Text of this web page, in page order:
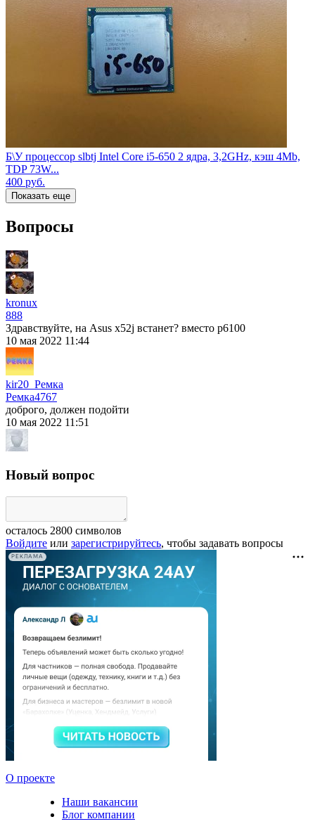
Б\У процессор slbtj Intel Core i5-650 2 ядра, 3,2GHz, кэш 4Mb,
TDP 73W...
400 руб.
Показать еще
Вопросы
kronux
888
Здравствуйте, на Asus x52j встанет? вместо p6100
10 мая 2022 11:44
kir20_Ремка
Ремка4767
доброго, должен подойти
10 мая 2022 11:51
Новый вопрос
осталось 2800 символов
Войдите или зарегистрируйтесь, чтобы задавать вопросы
РЕКЛАМА
О проекте
Наши вакансии
Блог компании